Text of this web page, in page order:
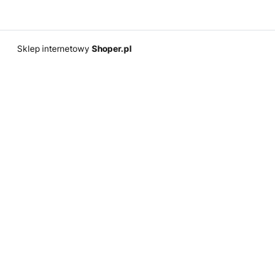
Sklep internetowy Shoper.pl